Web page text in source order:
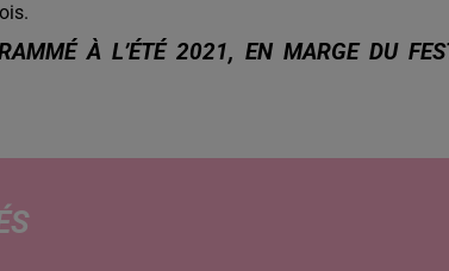
À L’ÉTÉ 2021, EN MARGE DU